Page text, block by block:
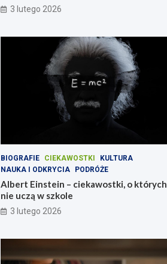
3 lutego 2026
BIOGRAFIE CIEKAWOSTKI
KULTURA
NAUKA I ODKRYCIA
PODRÓŻE
Albert Einstein – ciekawostki, o których
nie uczą w szkole
3 lutego 2026